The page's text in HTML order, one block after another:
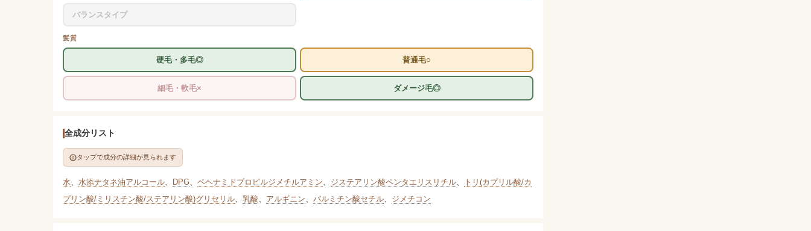
バランスタイプ
髪質
硬毛・多毛◎ 普通毛○
細毛・軟毛× ダメージ毛◎
全成分リスト
タップで成分の詳細が見られます
水、 水添ナタネ油アルコール、 DPG、 ベヘナミドプロピルジメチルアミン、 ジステアリン酸ペンタエリスリチル、
トリ(カプリル酸/カ
プリン酸/ミリスチン酸/ステアリン酸)グリセリル、 乳酸、 アルギニン、 パルミチン酸セチル、 ジメチコン